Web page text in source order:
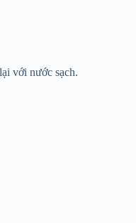
với nước sạch.